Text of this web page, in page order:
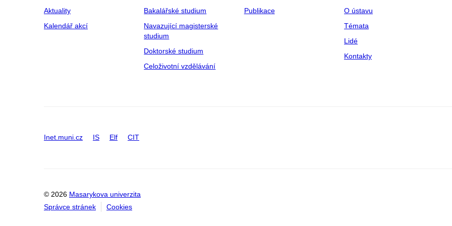
Aktuality
Kalendář akcí
Bakalářské studium
Navazující magisterské
studium
Doktorské studium
Celoživotní vzdělávání
Publikace
O ústavu
Témata
Lidé
Kontakty
Inet.muni.cz IS Elf CIT
© 2026 Masarykova univerzita
Správce stránek
Cookies